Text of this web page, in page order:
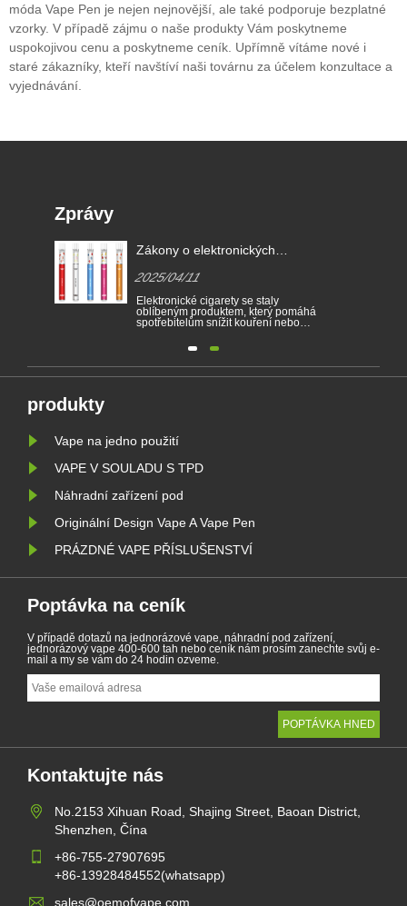
móda Vape Pen je nejen nejnovější, ale také podporuje bezplatné
vzorky. V případě zájmu o naše produkty Vám poskytneme
uspokojivou cenu a poskytneme ceník. Upřímně vítáme nové i
staré zákazníky, kteří navštíví naši továrnu za účelem konzultace a
vyjednávání.
Zprávy
Zákony o elektronických
2025/04/11
Elektronické cigarety se staly
oblíbeným produktem, který pomáhá
spotřebitelům snížit kouření nebo
ilustruje zákony a předpisy
elektronických cigaret podle různých
zemí. Kromě toho existují některé
země a oblasti zakázaly produkty
produkty
Vape na jedno použití
VAPE V SOULADU S TPD
Náhradní zařízení pod
Originální Design Vape A Vape Pen
PRÁZDNÉ VAPE PŘÍSLUŠENSTVÍ
Poptávka na ceník
V případě dotazů na jednorázové vape, náhradní pod zařízení,
jednorázový vape 400-600 tah nebo ceník nám prosím zanechte svůj e-
mail a my se vám do 24 hodin ozveme.
Kontaktujte nás
No.2153 Xihuan Road, Shajing Street, Baoan District,
Shenzhen, Čína
+86-755-27907695
+86-13928484552(whatsapp)
sales@oemofvape.com